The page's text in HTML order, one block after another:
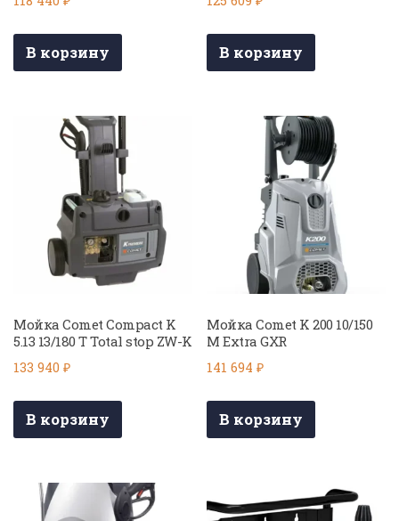
В корзину В корзину
Мойка Comet Compact K
5.13 13/180 T Total stop ZW-K
133 940 ₽
В корзину
Мойка Comet K 200 10/150
M Extra GXR
141 694₽
В корзину